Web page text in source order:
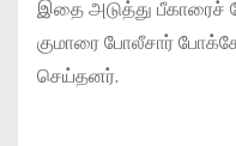
இதை அடுத்து பீகாரைச்
குமாரை போலீசார்
செய்தனர்.